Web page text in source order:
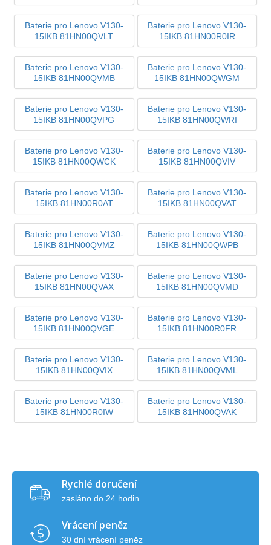
Baterie pro Lenovo V130-
15IKB 81HN00QVLT
Baterie pro Lenovo V130-
15IKB 81HN00R0IR
Baterie pro Lenovo V130-
15IKB 81HN00QVMB
Baterie pro Lenovo V130-
15IKB 81HN00QWGM
Baterie pro Lenovo V130-
15IKB 81HN00QVPG
Baterie pro Lenovo V130-
15IKB 81HN00QWRI
Baterie pro Lenovo V130-
15IKB 81HN00QWCK
Baterie pro Lenovo V130-
15IKB 81HN00QVIV
Baterie pro Lenovo V130-
15IKB 81HN00R0AT
Baterie pro Lenovo V130-
15IKB 81HN00QVAT
Baterie pro Lenovo V130-
15IKB 81HN00QVMZ
Baterie pro Lenovo V130-
15IKB 81HN00QWPB
Baterie pro Lenovo V130-
15IKB 81HN00QVAX
Baterie pro Lenovo V130-
15IKB 81HN00QVMD
Baterie pro Lenovo V130-
15IKB 81HN00QVGE
Baterie pro Lenovo V130-
15IKB 81HN00R0FR
Baterie pro Lenovo V130-
15IKB 81HN00QVIX
Baterie pro Lenovo V130-
15IKB 81HN00QVML
Baterie pro Lenovo V130-
15IKB 81HN00R0IW
Baterie pro Lenovo V130-
15IKB 81HN00QVAK
Rychlé doručení
zasláno do 24 hodin
Vrácení peněz
30 dní vrácení peněz